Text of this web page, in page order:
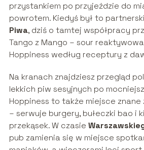
przystankiem po przyjeździe do
powrotem. Kiedyś był to
Piwa, dziś o tamtej współpracy
Tango z Mango – sour
Hoppiness według receptury z
Na kranach znajdziesz przegląd
lekkich piw sesyjnych po
Hoppiness to także miejsce
– serwuje burgery, bułeczki bao i
przekąsek. W czasie
pub zamienia się w miejsce